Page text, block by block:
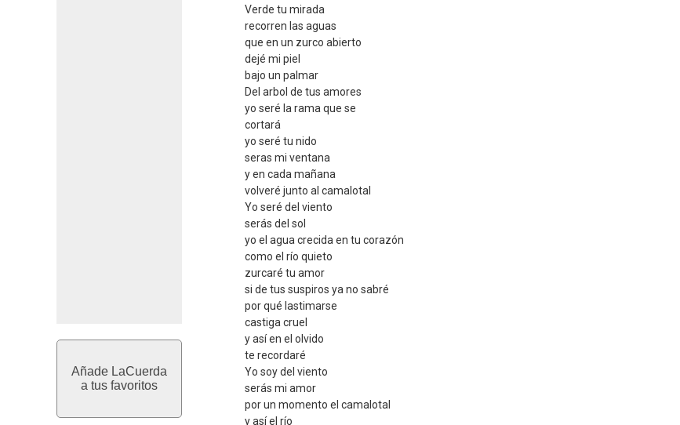
Añade LaCuerda
a tus favoritos
Verde tu mirada
recorren las aguas
que en un zurco abierto
dejé mi piel
bajo un palmar
Del arbol de tus amores
yo seré la rama que se
cortará
yo seré tu nido
seras mi ventana
y en cada mañana
volveré junto al camalotal
Yo seré del viento
serás del sol
yo el agua crecida en tu corazón
como el río quieto
zurcaré tu amor
si de tus suspiros ya no sabré
por qué lastimarse
castiga cruel
y así en el olvido
te recordaré
Yo soy del viento
serás mi amor
por un momento el camalotal
y así el río